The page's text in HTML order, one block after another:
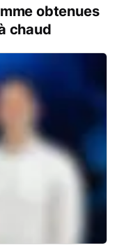
obtenues
chaud